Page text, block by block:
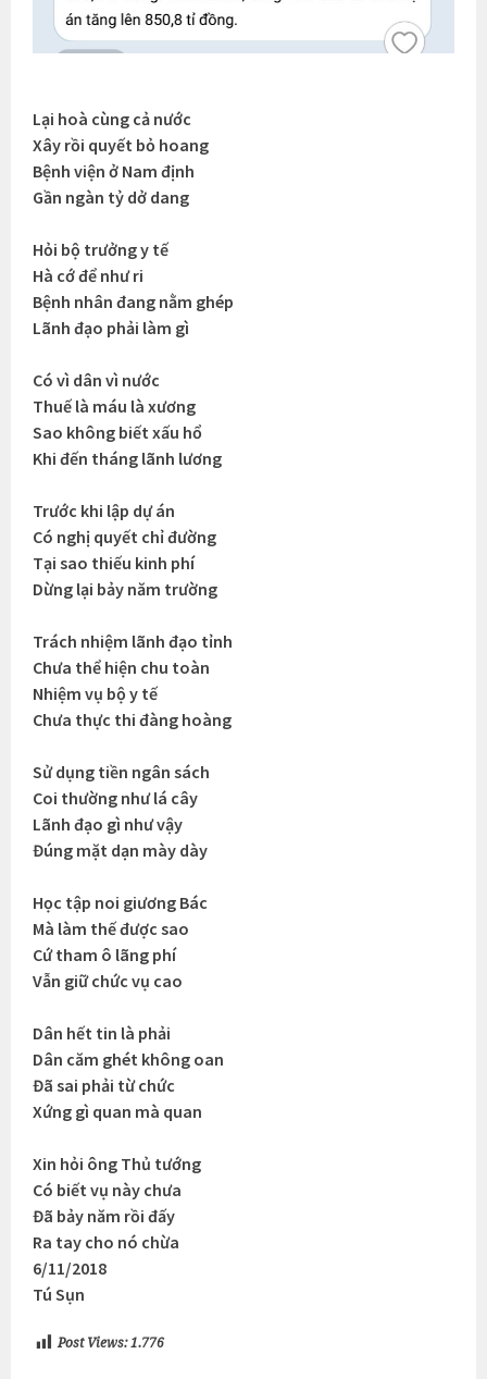
Lại hoà cùng cả nước
Xây rồi quyết bỏ hoang
Bệnh viện ở Nam định
Gần ngàn tỷ dở dang
Hỏi bộ trưởng y tế
Hà cớ để như ri
Bệnh nhân đang nằm ghép
Lãnh đạo phải làm gì
Có vì dân vì nước
Thuế là máu là xương
Sao không biết xấu hổ
Khi đến tháng lãnh lương
Trước khi lập dự án
Có nghị quyết chỉ đường
Tại sao thiếu kinh phí
Dừng lại bảy năm trường
Trách nhiệm lãnh đạo tỉnh
Chưa thể hiện chu toàn
Nhiệm vụ bộ y tế
Chưa thực thi đàng hoàng
Sử dụng tiền ngân sách
Coi thường như lá cây
Lãnh đạo gì như vậy
Đúng mặt dạn mày dày
Học tập noi giương Bác
Mà làm thế được sao
Cứ tham ô lãng phí
Vẫn giữ chức vụ cao
Dân hết tin là phải
Dân căm ghét không oan
Đã sai phải từ chức
Xứng gì quan mà quan
Xin hỏi ông Thủ tướng
Có biết vụ này chưa
Đã bảy năm rồi đấy
Ra tay cho nó chừa
6/11/2018
Tú Sụn
Post Views: 1.776